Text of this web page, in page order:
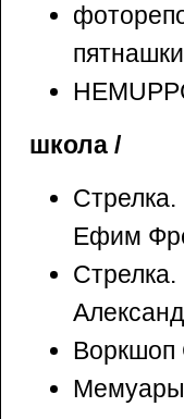
пятнашки
школа /
Стрелка.
Ефим
Стрелка.
Мемуары